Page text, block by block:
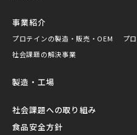
事業紹介
プロテインの製造・販売・OEM プ
社会課題の解決事業
製造・工場
社会課題への取り組み
食品安全方針